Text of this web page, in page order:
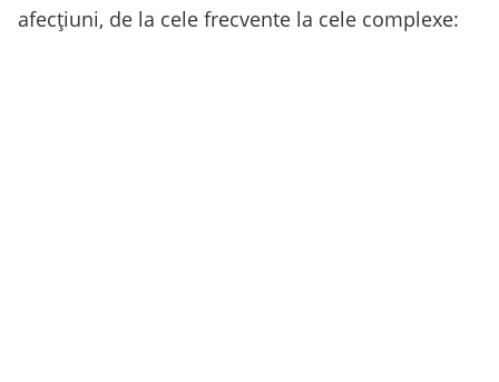
afecţiuni, de la cele frecvente la cele complexe: